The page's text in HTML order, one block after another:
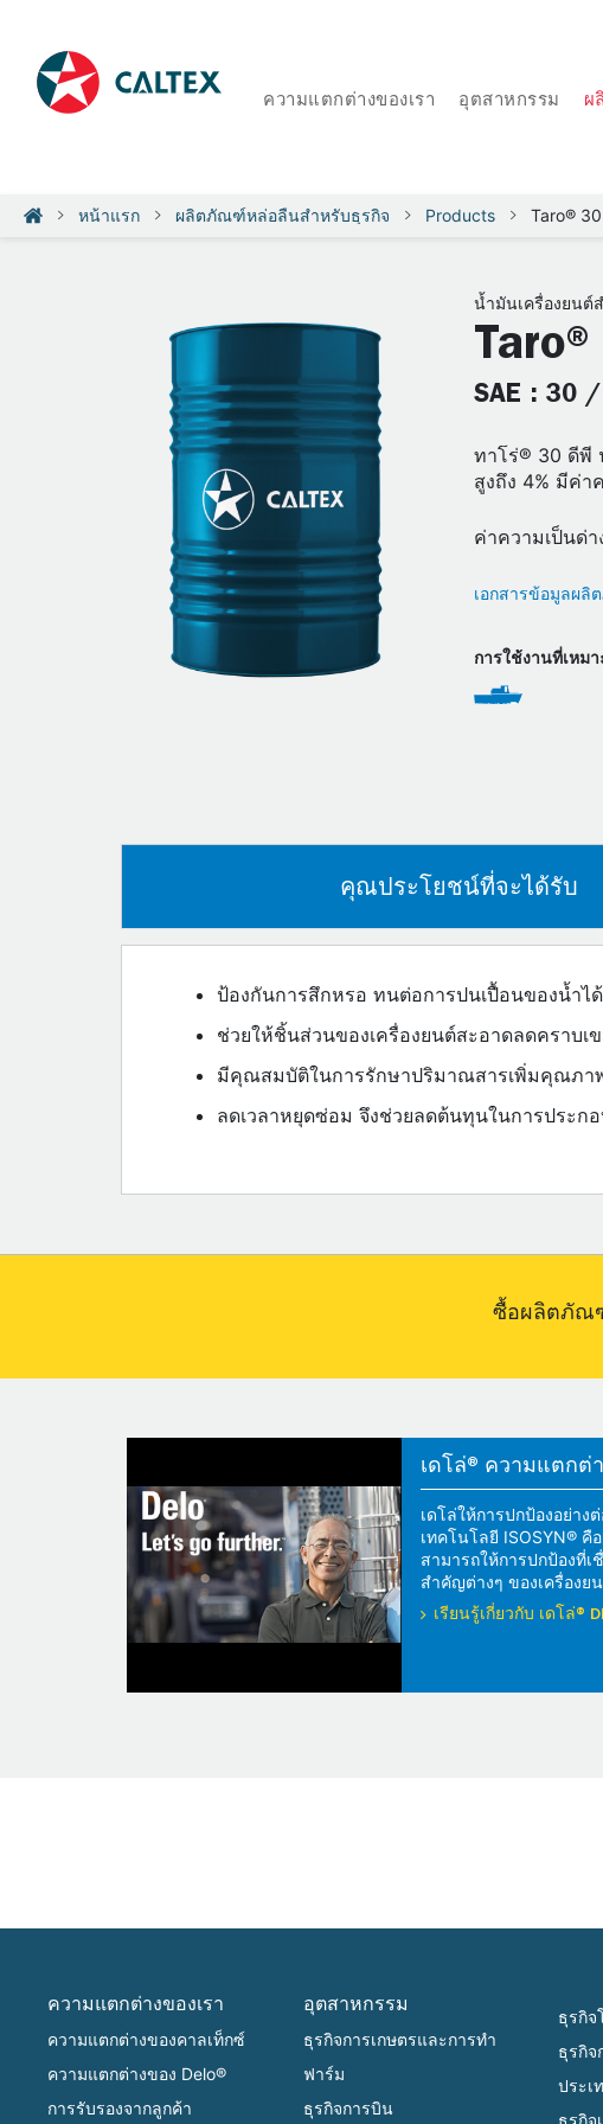
ความแตกต่างของเรา อุตสาหกรรม ผ
หน้าแรก ผลิตภัณฑ์หล่อลื่นสำหรับธุรกิจ Products Taro® 30
น้ำมันเครื่องยนต์
SAE : 30
ทาโร่® 30 ดีพี
สูงถึง 4% มีค่า
ค่าความเป็นด่า
เอกสารข้อมูลผลิ
การใช้งานที่เหม
คุณประโยชน์ที่จะได้รับ
ป้องกันการสึกหรอ ทนต่อการปนเปื้อนของน้ำไ
ช่วยให้ชิ้นส่วนของเครื่องยนต์สะอาดลดคราบเ
มีคุณสมบัติในการรักษาปริมาณสารเพิ่มคุณภาพ
ลดเวลาหยุดซ่อม จึงช่วยลดต้นทุนในการประก
ซื้อผลิตภัณ
เดโล่® ความแตกต่
เดโล่ให้การปกป้องอย่าง
เทคโนโลยี ISOSYN® คื
สามารถให้การปกป้องที่
สำคัญต่างๆ ของเครื่องย
เรียนรู้เกี่ยวกับ เดโล่®
ความแตกต่างของเรา
ความแตกต่างของคาลเท็กซ์
ความแตกต่างของ Delo®
การรับรองจากลูกค้า
อุตสาหกรรม
ธุรกิจการเกษตรและการทำ
ฟาร์ม
ธุรกิจการบิน
ธุรกิจ
ธุรกิจ
ประเ
ธุรกิจ